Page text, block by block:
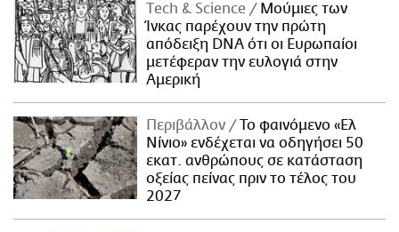
Τech & Science
Μούμιες των
Ίνκας παρέχουν την πρώτη
απόδειξη DNA ότι οι Ευρωπαίοι
μετέφεραν την ευλογιά στην
Αμερική
Περιβάλλον
Το φαινόμενο «Ελ
Νίνιο» ενδέχεται να οδηγήσει 50
εκατ. ανθρώπους σε κατάσταση
οξείας πείνας πριν το τέλος του
2027